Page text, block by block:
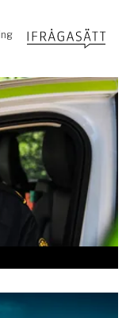
bra att prata med.